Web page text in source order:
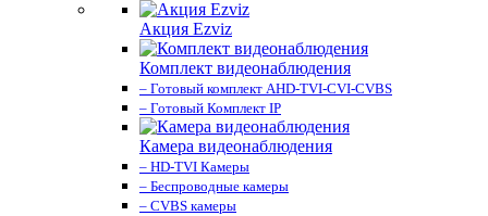
Акция Ezviz
Комплект видеонаблюдения
– Готовый комплект AHD-TVI-CVI-CVBS
– Готовый Комплект IP
Камера видеонаблюдения
– HD-TVI Камеры
– Беспроводные камеры
– CVBS камеры